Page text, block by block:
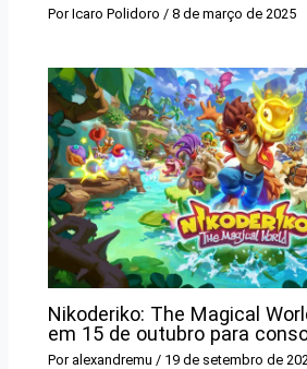
PorIcaro Polidoro/8 de março de 2025
Nikoderiko: The Magical
em 15 de outubro para
Por alexandremu/ 19 de setembro de